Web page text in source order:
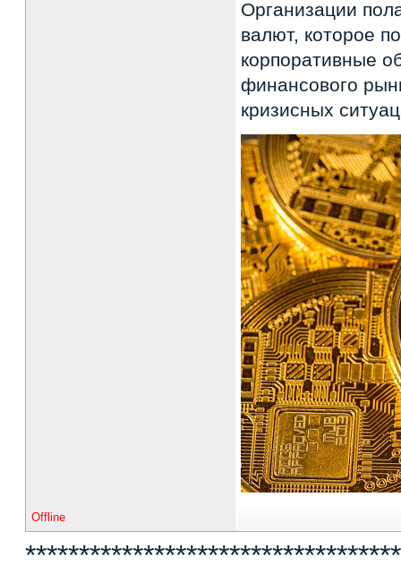
Организации
валют, которое
корпоративные
финансового
кризисных
Offline